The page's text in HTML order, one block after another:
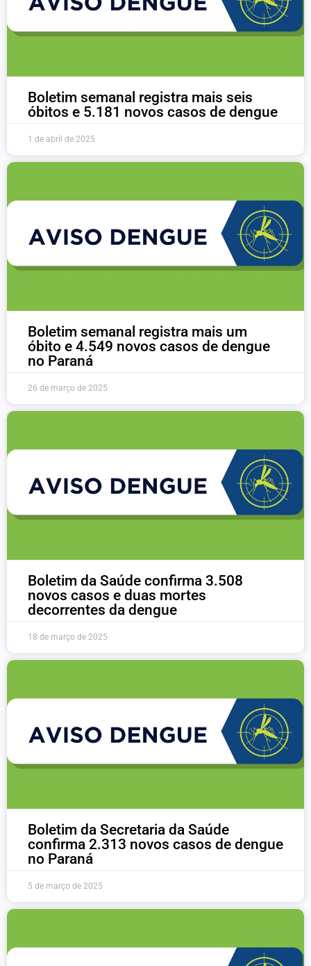
Boletim semanal registra mais seis
óbitos e 5.181 novos casos de dengue
1 de abril de 2025
Boletim semanal registra mais um
óbito e 4.549 novos casos de dengue
no Paraná
26 de março de 2025
Boletim da Saúde confirma 3.508
novos casos e duas mortes
decorrentes da dengue
18 de março de 2025
Boletim da Secretaria da Saúde
confirma 2.313 novos casos de dengue
no Paraná
5 de março de 2025